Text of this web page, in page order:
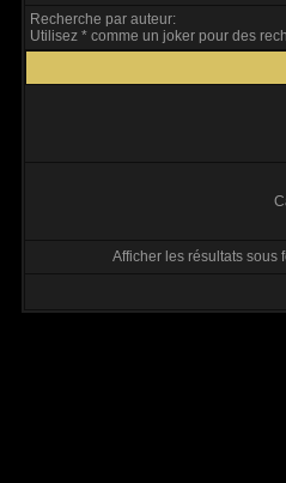
Recherche par auteur:
Utilisez * comme un joker pour des
Afficher les résultats sous